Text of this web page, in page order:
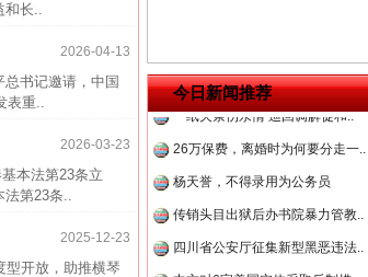
和长..
2026-04-13
书记邀请，中国
表重..
2026-03-23
本法第23条立
法第23条..
2025-12-23
开放，助推横琴
今日新闻推荐
一纸欠条伤亲情 巡回调解促和..
26万保费，离婚时为何要分走一..
杨天誉，不得录用为公务员
传销头目出狱后办书院暴力管教..
四川省公安厅征集新型黑恶违法..
中方对6家美国实体采取反制措..